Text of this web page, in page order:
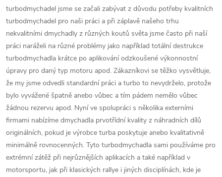
turbodmychadel jsme se začali zabývat z důvodu potřeby kvalitních
turbodmychadel pro naši práci a při záplavě našeho trhu
nekvalitními dmychadly z různých koutů světa jsme často při naší
práci naráželi na různé problémy jako například totální destrukce
turbodmychadla krátce po aplikování odzkoušené výkonnostní
úpravy pro daný typ motoru apod. Zákazníkovi se těžko vysvětluje,
že my jsme odvedli standardní práci a turbo to nevydrželo, protože
bylo vyvážené špatně anebo vůbec a tím pádem nemělo vůbec
žádnou rezervu apod. Nyní ve spolupráci s několika externími
firmami nabízíme dmychadla prvotřídní kvality z náhradních dílů
originálních, pokud je výrobce turba poskytuje anebo kvalitativně
minimálně rovnocenných. Tyto turbodmychadla sami používáme pro
extrémní zátěž při nejrůznějších aplikacích a také například v
motorsportu, jak při klasických rallye i jiných disciplínách, kde je